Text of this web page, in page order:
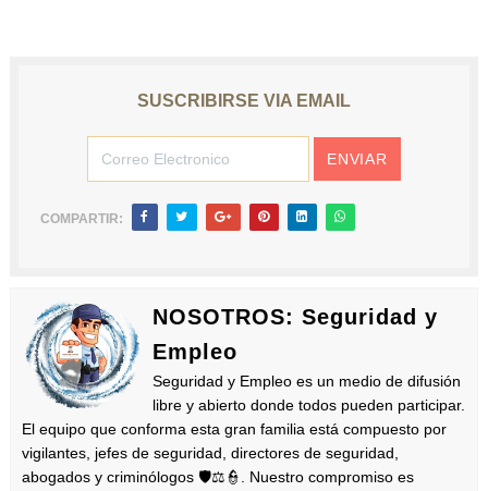
SUSCRIBIRSE VIA EMAIL
COMPARTIR:
NOSOTROS: Seguridad y
Empleo
Seguridad y Empleo es un medio de difusión
libre y abierto donde todos pueden participar.
El equipo que conforma esta gran familia está compuesto por
vigilantes, jefes de seguridad, directores de seguridad,
abogados y criminólogos 🛡️⚖️👮. Nuestro compromiso es